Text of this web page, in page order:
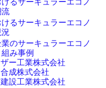
るサーキュラーエコノ
流
るサーキュラーエコノ
のサーキュラーエコノ
み事例
ー工業株式会社
成株式会社
設工業株式会社